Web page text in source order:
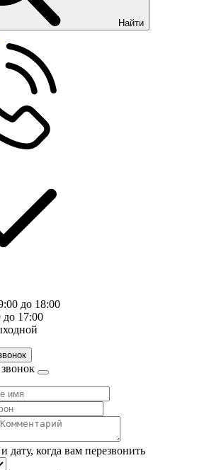
Найти
до 18:00
до 17:00
дату, когда вам перезвонить